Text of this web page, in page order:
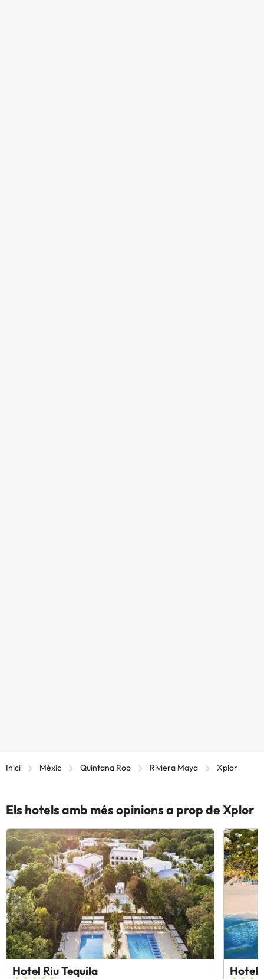
Inici Mèxic Quintana Roo Riviera Maya Xplor
Els hotels amb més opinions a prop de Xplor
Hotel Riu Tequila Hotel